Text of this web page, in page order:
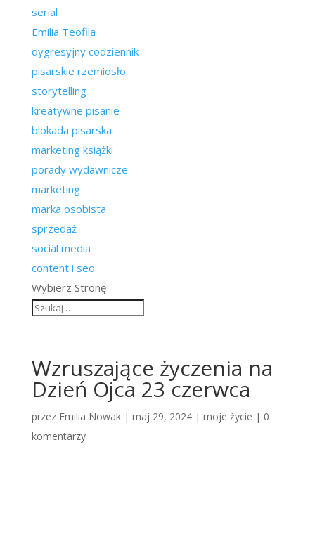
serial
Emilia Teofila
dygresyjny codziennik
pisarskie rzemiosło
storytelling
kreatywne pisanie
blokada pisarska
marketing książki
porady wydawnicze
marketing
marka osobista
sprzedaż
social media
content i seo
Wybierz Stronę
Wzruszające życzenia na
Dzień Ojca 23 czerwca
przez Emilia Nowak| maj 29, 2024| moje życie | 0
komentarzy